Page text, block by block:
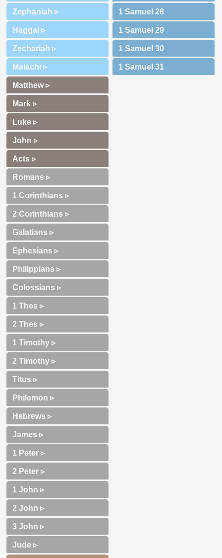
Zephaniah ▹
Haggai ▹
Zechariah ▹
Malachi ▹
Matthew ▹
Mark ▹
Luke ▹
John ▹
Acts ▹
Romans ▹
1 Corinthians ▹
2 Corinthians ▹
Galatians ▹
Ephesians ▹
Philippians ▹
Colossians ▹
1 Thes ▹
2 Thes ▹
1 Timothy ▹
2 Timothy ▹
Titus ▹
Philemon ▹
Hebrews ▹
James ▹
1 Peter ▹
2 Peter ▹
1 John ▹
2 John ▹
3 John ▹
Jude ▹